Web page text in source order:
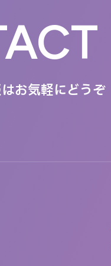
お気軽にどうぞ